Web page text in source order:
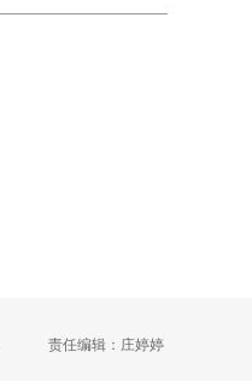
责任编辑：庄婷婷